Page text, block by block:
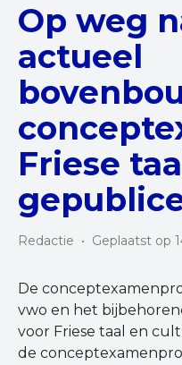
Op weg
actueel
Friese
Redactie • Geplaatst op
De
vwo en het
voor Friese taal en
de